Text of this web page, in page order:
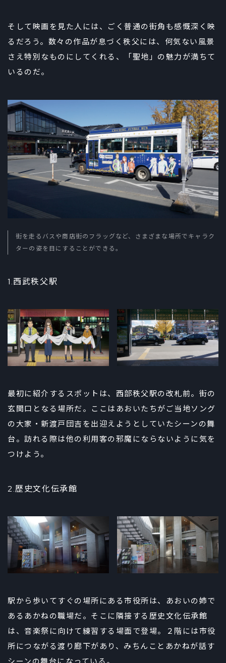
そして映画を見た人には、ごく普通の街角も感慨深く映
るだろう。数々の作品が息づく秩父には、何気ない風景
さえ特別なものにしてくれる、「聖地」の魅力が満ちて
いるのだ。
街を走るバスや商店街のフラッグなど、さまざまな場所でキャラク
ターの姿を目にすることができる。
1.西武秩父駅
最初に紹介するスポットは、西部秩父駅の改札前。街の
玄関口となる場所だ。ここはあおいたちがご当地ソング
の大家・新渡戸団吉を出迎えようとしていたシーンの舞
台。訪れる際は他の利用客の邪魔にならないように気を
つけよう。
2.歴史文化伝承館
駅から歩いてすぐの場所にある市役所は、あおいの姉で
あるあかねの職場だ。そこに隣接する歴史文化伝承館
は、音楽祭に向けて練習する場面で登場。２階には市役
所につながる渡り廊下があり、みちんことあかねが話す